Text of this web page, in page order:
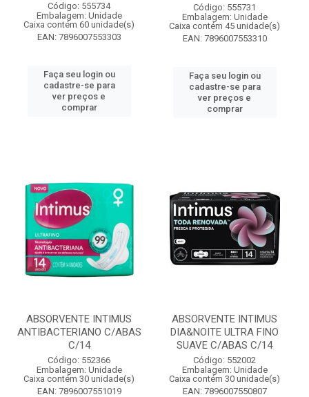
Código: 555734
Embalagem: Unidade
Caixa contém 60 unidade(s)
EAN: 7896007553303
Faça seu login ou
cadastre-se para
ver preços e
comprar
Código: 555731
Embalagem: Unidade
Caixa contém 45 unidade(s)
EAN: 7896007553310
Faça seu login ou
cadastre-se para
ver preços e
comprar
ABSORVENTE INTIMUS
ANTIBACTERIANO C/ABAS
C/14
Código: 552366
Embalagem: Unidade
Caixa contém 30 unidade(s)
EAN: 7896007551019
ABSORVENTE INTIMUS
DIA&NOITE ULTRA FINO
SUAVE C/ABAS C/14
Código: 552002
Embalagem: Unidade
Caixa contém 30 unidade(s)
EAN: 7896007550807